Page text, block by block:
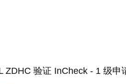
ZDHC 验证 InCheck - 1 级申